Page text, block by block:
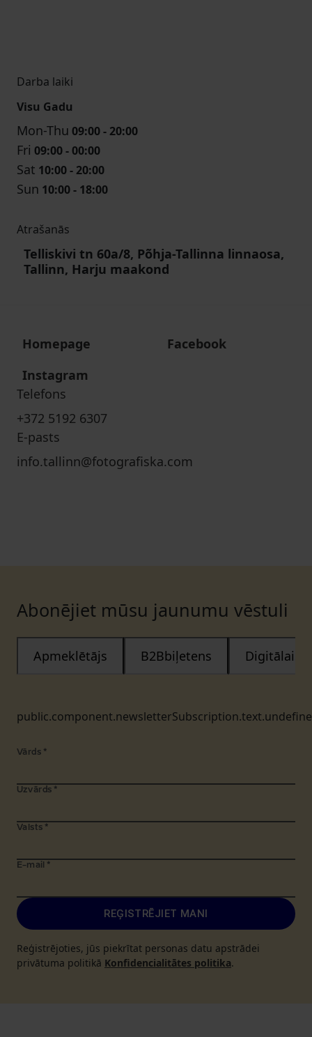
Darba laiki
Visu Gadu
Mon-Thu 09:00 - 20:00
Fri 09:00 - 00:00
Sat 10:00 - 20:00
Sun 10:00 - 18:00
Atrašanās
Telliskivi tn 60a/8, Põhja-Tallinna linnaosa,
Tallinn, Harju maakond
Homepage
Facebook
Instagram
Telefons
+372 5192 6307
E-pasts
info.tallinn@fotografiska.com
Abonējiet mūsu jaunumu vēstuli
Apmeklētājs B2Bbiļetens Digitālais
Vārds *
Uzvārds *
Valsts *
E-mail *
REĢISTRĒJIET MANI
Reģistrējoties, jūs piekrītat personas datu apstrādei
privātuma politikā Konfidencialitātes politika.